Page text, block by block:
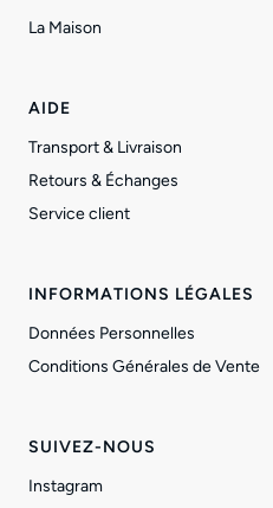
La Maison
AIDE
Transport & Livraison
Retours & Échanges
Service client
INFORMATIONS LÉGALES
Données Personnelles
Conditions Générales de Vente
SUIVEZ-NOUS
Instagram